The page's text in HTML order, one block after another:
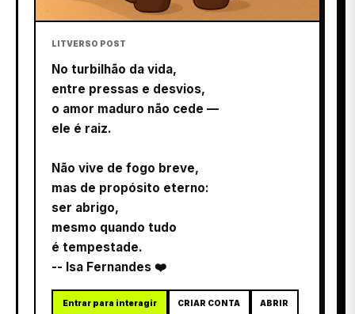
LITVERSO POST
No turbilhão da vida,
entre pressas e desvios,
o amor maduro não cede —
ele é raiz.
Não vive de fogo breve,
mas de propósito eterno:
ser abrigo,
mesmo quando tudo
é tempestade.
-- Isa Fernandes ❤️
Entrar para interagir CRIAR CONTA ABRIR